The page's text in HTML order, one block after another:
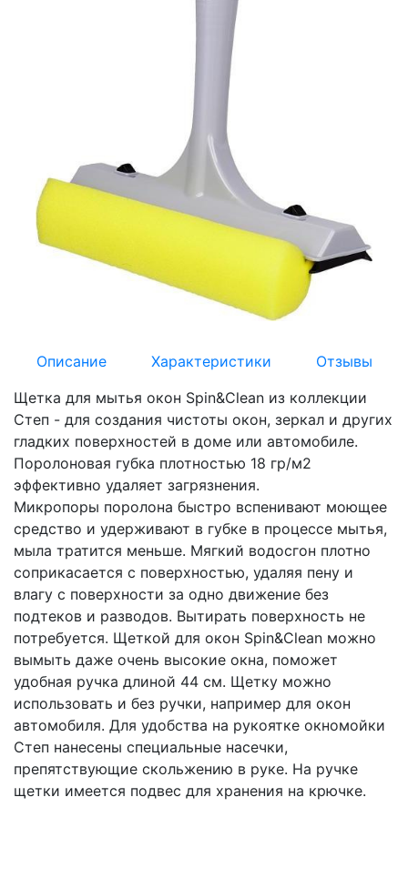
Описание Характеристики
Отзывы
Щетка для мытья окон Spin&Clean из коллекции
Степ - для создания чистоты окон, зеркал и других
гладких поверхностей в доме или автомобиле.
Поролоновая губка плотностью 18 гр/м2
эффективно удаляет загрязнения.
Микропоры поролона быстро вспенивают моющее
средство и удерживают в губке в процессе мытья,
мыла тратится меньше. Мягкий водосгон плотно
соприкасается с поверхностью, удаляя пену и
влагу с поверхности за одно движение без
подтеков и разводов. Вытирать поверхность не
потребуется. Щеткой для окон Spin&Clean можно
вымыть даже очень высокие окна, поможет
удобная ручка длиной 44 см. Щетку можно
использовать и без ручки, например для окон
автомобиля. Для удобства на рукоятке окномойки
Степ нанесены специальные насечки,
препятствующие скольжению в руке. На ручке
щетки имеется подвес для хранения на крючке.